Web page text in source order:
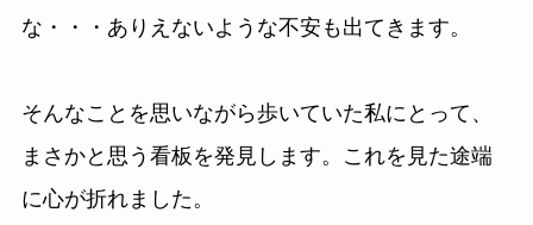
な・・・ありえないような不安も出てきます。
そんなことを思いながら歩いていた私にとって、
まさかと思う看板を発見します。これを見た途端
に心が折れました。